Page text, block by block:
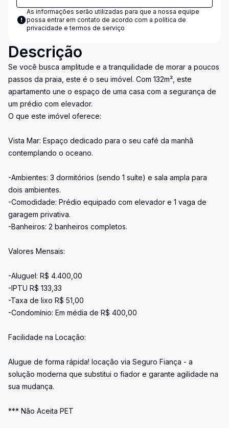
As informações serão utilizadas para que a nossa equipe
possa entrar em contato de acordo com a política de
privacidade e termos de serviço
Descrição
Se você busca amplitude e a tranquilidade de morar a poucos
passos da praia, este é o seu imóvel. Com 132m², este
apartamento une o espaço de uma casa com a segurança de
um prédio com elevador.
O que este imóvel oferece:
Vista Mar: Espaço dedicado para o seu café da manhã
contemplando o oceano.
-Ambientes: 3 dormitórios (sendo 1 suíte) e sala ampla para
dois ambientes.
-Comodidade: Prédio equipado com elevador e 1 vaga de
garagem privativa.
-Banheiros: 2 banheiros completos.
Valores Mensais:
-Aluguel: R$ 4.400,00
-IPTU R$ 133,33
-Taxa de lixo R$ 51,00
-Condomínio: Em média de R$ 400,00
Facilidade na Locação:
Alugue de forma rápida! locação via Seguro Fiança - a
solução moderna que substitui o fiador e garante agilidade na
sua mudança.
*** Não Aceita PET